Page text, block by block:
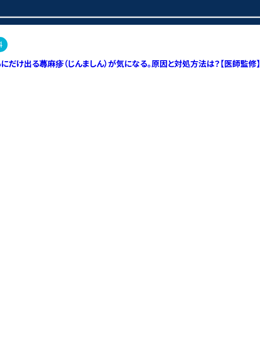
だけ出る蕁麻疹（じんましん）が気になる。原因と対処方法は？【医師監修】